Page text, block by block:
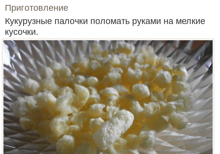
Приготовление
Кукурузные палочки поломать руками на мелкие
кусочки.